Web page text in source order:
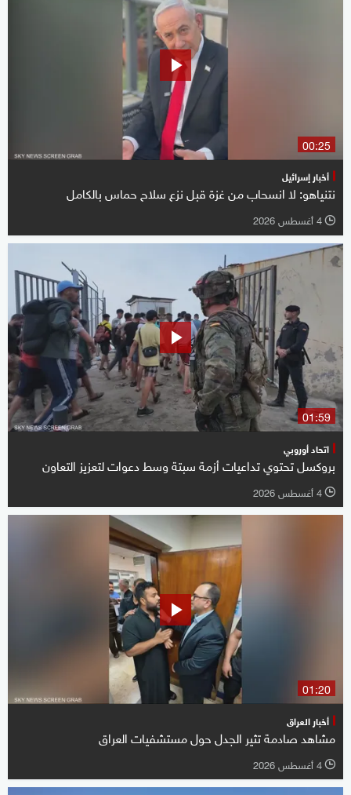
00:25
أخبار إسرائيل
نتنياهو: لا انسحاب من غزة قبل نزع سلاح حماس بالكامل
l 4 أغسطس 2026
01:59
اتحاد أوروبي
بروكسل تحتوي تداعيات أزمة سبتة وسط دعوات لتعزيز التعاون
l 4 أغسطس 2026
01:20
أخبار العراق
مشاهد صادمة تثير الجدل حول مستشفيات العراق
l 4 أغسطس 2026